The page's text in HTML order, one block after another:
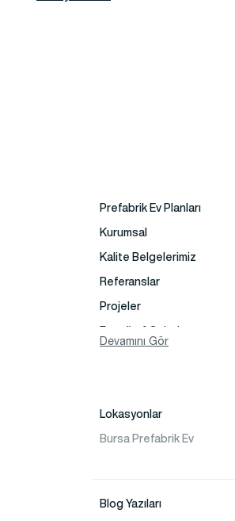
Prefabrik Ev Planları
Kurumsal
Kalite Belgelerimiz
Referanslar
Projeler
Devamını Gör
Lokasyonlar
Bursa Prefabrik Ev
Blog Yazıları